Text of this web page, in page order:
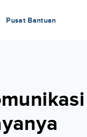
Pusat Bantuan